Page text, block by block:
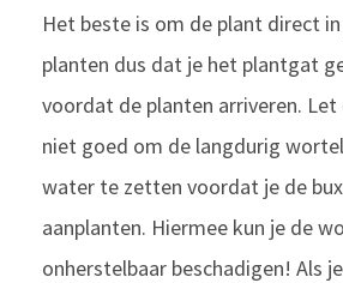
Het beste is om de plant direct
planten dus dat je het plantgat
voordat de planten arriveren. Let
niet goed om de langdurig
water te zetten voordat je de
aanplanten. Hiermee kun je de
onherstelbaar beschadigen! Als